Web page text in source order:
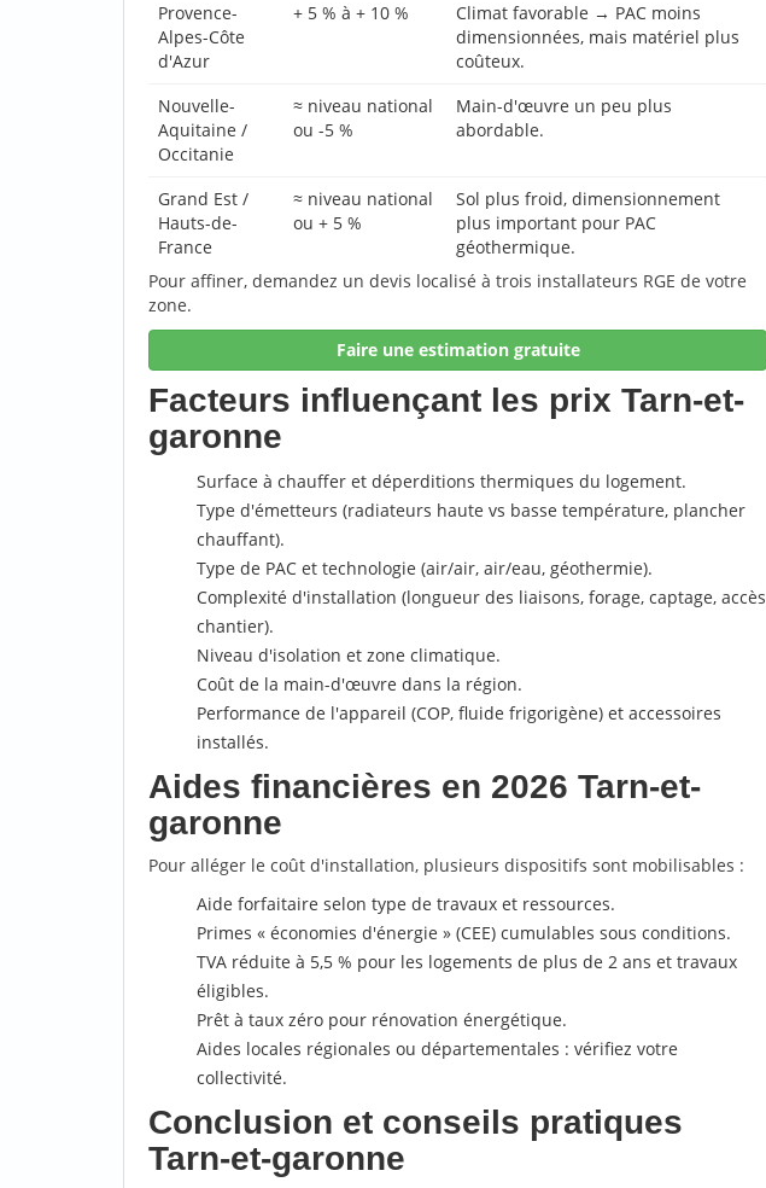
Provence-
Alpes-Côte
d'Azur
+ 5 % à + 10 %
Climat favorable → PAC moins
dimensionnées, mais matériel plus
coûteux.
Nouvelle-
Aquitaine /
Occitanie
≈ niveau national
ou -5 %
Main-d'œuvre un peu plus
abordable.
Grand Est /
Hauts-de-
France
≈ niveau national
ou + 5 %
Sol plus froid, dimensionnement
plus important pour PAC
géothermique.
Pour affiner, demandez un devis localisé à trois installateurs RGE de votre
zone.
Faire une estimation gratuite
Facteurs influençant les prix Tarn-et-
garonne
Surface à chauffer et déperditions thermiques du logement.
Type d'émetteurs (radiateurs haute vs basse température, plancher
chauffant).
Type de PAC et technologie (air/air, air/eau, géothermie).
Complexité d'installation (longueur des liaisons, forage, captage, accès
chantier).
Niveau d'isolation et zone climatique.
Coût de la main-d'œuvre dans la région.
Performance de l'appareil (COP, fluide frigorigène) et accessoires
installés.
Aides financières en 2026 Tarn-et-
garonne
Pour alléger le coût d'installation, plusieurs dispositifs sont mobilisables :
Aide forfaitaire selon type de travaux et ressources.
Primes « économies d'énergie » (CEE) cumulables sous conditions.
TVA réduite à 5,5 % pour les logements de plus de 2 ans et travaux
éligibles.
Prêt à taux zéro pour rénovation énergétique.
Aides locales régionales ou départementales : vérifiez votre
collectivité.
Conclusion et conseils pratiques
Tarn-et-garonne